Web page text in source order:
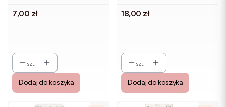
Cena
7,00 zł
szt.
Dodaj do koszyka
Cena
18,00 zł
szt.
Dodaj do koszyka